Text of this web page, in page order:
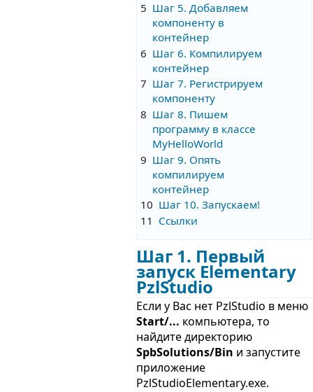
5 Шаг 5. Добавляем
компоненту в
контейнер
6 Шаг 6. Компилируем
контейнер
7 Шаг 7. Регистрируем
компоненту
8 Шаг 8. Пишем
программу в классе
MyHelloWorld
9 Шаг 9. Опять
компилируем
контейнер
10 Шаг 10. Запускаем!
11 Ссылки
Шаг 1. Первый
запуск Elementary
PzlStudio
Если у Вас нет PzlStudio в меню
Start/... компьютера, то
найдите директорию
SpbSolutions/Bin и запустите
приложение
PzlStudioElementary.exe.